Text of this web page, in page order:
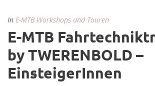
In E-MTB Workshops und Touren
E-MTB
by TWERENBOLD –
EinsteigerInnen